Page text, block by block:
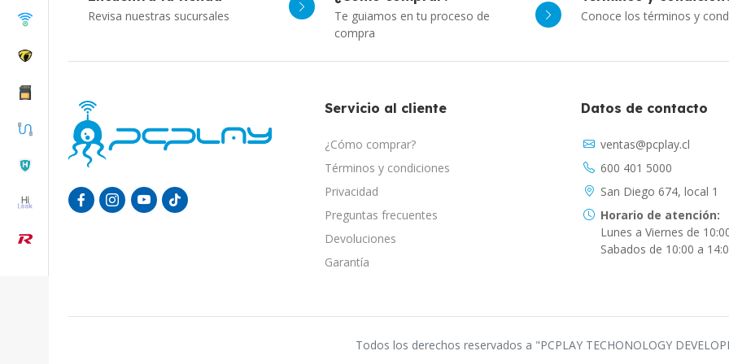
Revisa nuestras sucursales
Te guiamos en tu proceso de
compra
Conoce los términos y
Servicio al cliente
¿Cómo comprar?
Términos y condiciones
Privacidad
Preguntas frecuentes
Devoluciones
Garantía
Datos de contacto
ventas@pcplay.cl
600 401 5000
San Diego 674, local 1
Horario de atención:
Lunes a Viernes de
Sabados de 10:00 a
Todos los derechos reservados a "PCPLAY TECHONOLOGY